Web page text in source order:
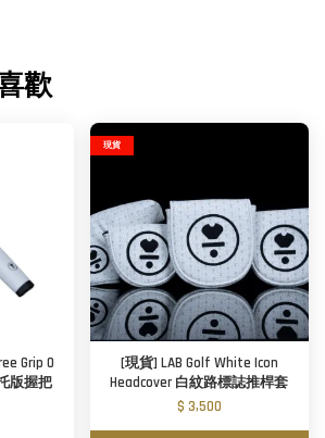
歡
Grip 0
版握把
現貨
[現貨] LAB Golf White Icon
Headcover 白紋路標誌推桿套
$ 3,500